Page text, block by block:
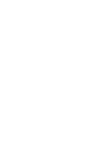
Los
contarán